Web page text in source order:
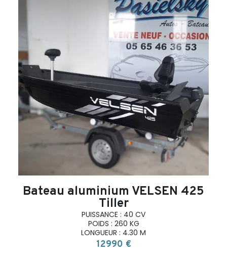
search
Bateau aluminium VELSEN 425
Tiller
PUISSANCE : 40 CV
POIDS : 260 KG
LONGUEUR : 4.30 M
12990 €